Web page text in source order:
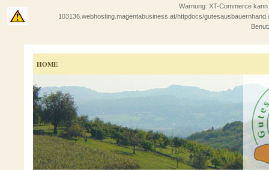
Warnung: XT-Commerce
103136.webhosting.magentabusiness.at/httpdocs/
HOME